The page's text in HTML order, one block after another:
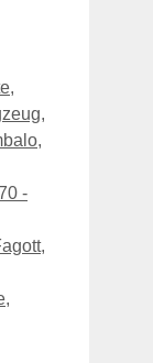
,
,
-
,
,